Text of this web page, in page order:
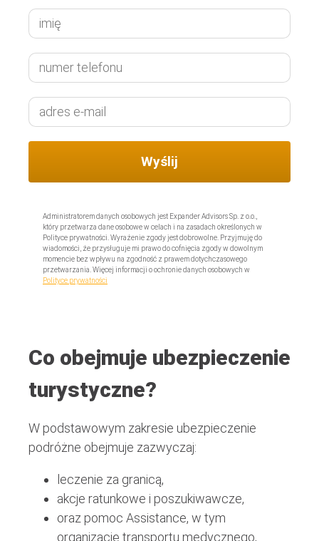
Administratorem danych osobowych jest Expander Advisors Sp. z o.o.,
który przetwarza dane osobowe w celach i na zasadach określonych w
Polityce prywatności. Wyrażenie zgody jest dobrowolne. Przyjmuję do
wiadomości, że przysługuje mi prawo do cofnięcia zgody w dowolnym
momencie bez wpływu na zgodność z prawem dotychczasowego
przetwarzania. Więcej informacji o ochronie danych osobowych w
Polityce prywatności
Co obejmuje ubezpieczenie
turystyczne?
W podstawowym zakresie ubezpieczenie
podróżne obejmuje zazwyczaj:
leczenie za granicą,
akcje ratunkowe i poszukiwawcze,
oraz pomoc Assistance, w tym
organizację transportu medycznego,